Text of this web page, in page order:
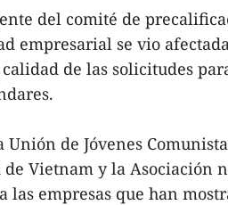
del comité de
empresarial se vio
de las solicitudes
de Jóvenes
Vietnam y la Asociación
las empresas que han